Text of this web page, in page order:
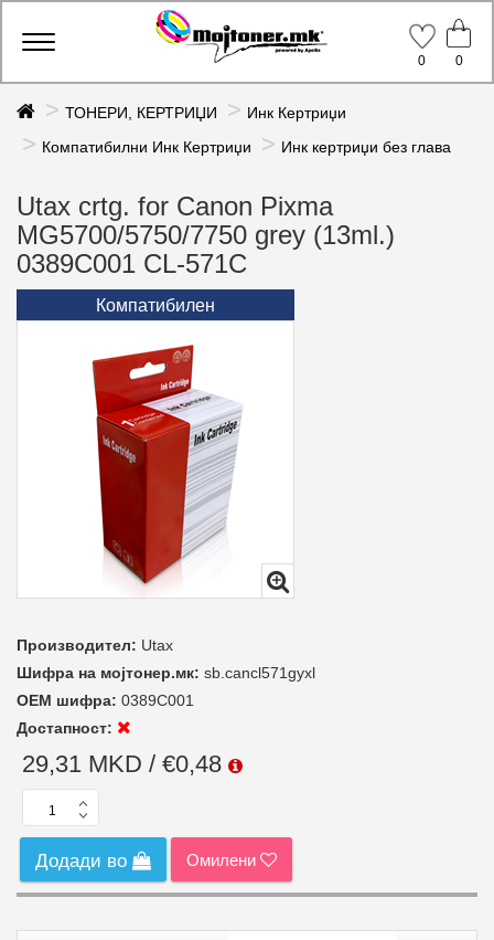
Toggle
0
0
ТОНЕРИ, КЕРТРИЏИ
Инк Кертриџи
Компатибилни Инк Кертриџи
Инк кертриџи без глава
Utax crtg. for Canon Pixma
MG5700/5750/7750 grey (13ml.)
0389C001 CL-571C
Компатибилен
Производител: Utax
Шифра на мојтонер.мк: sb.cancl571gyxl
ОЕМ шифра: 0389C001
Достапност:
29,31 MKD / €0,48
Додади во Омилени